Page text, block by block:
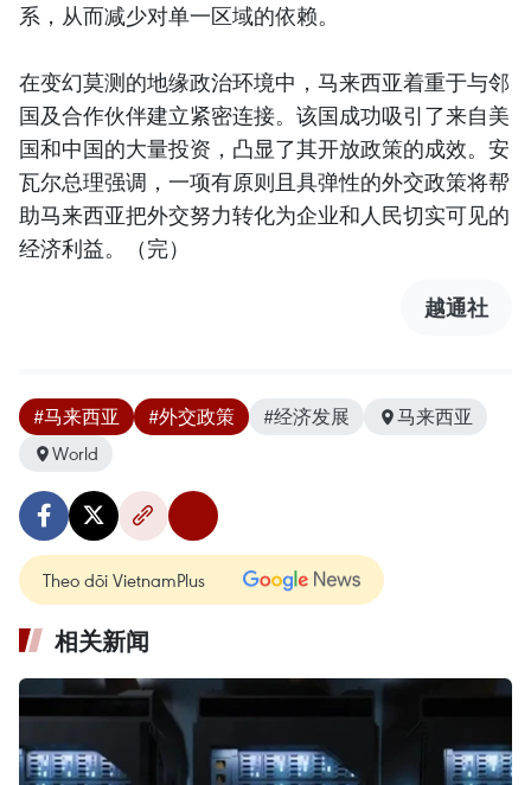
系，从而减少对单一区域的依赖。
在变幻莫测的地缘政治环境中，马来西亚着重于与邻
国及合作伙伴建立紧密连接。该国成功吸引了来自美
国和中国的大量投资，凸显了其开放政策的成效。安
瓦尔总理强调，一项有原则且具弹性的外交政策将帮
助马来西亚把外交努力转化为企业和人民切实可见的
经济利益。（完）
越通社
#马来西亚 #外交政策 #经济发展
马来西亚
World
Theo dõi VietnamPlus
相关新闻